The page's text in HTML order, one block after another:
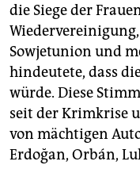
die Siege der
Sowjetunion und
hindeutete, dass
würde. Diese
seit der Krimkrise
von mächtigen
Erdoğan, Orbán,